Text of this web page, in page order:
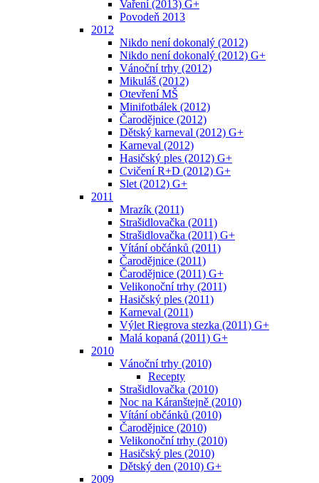
Vaření (2013) G+
Povodeň 2013
2012
Nikdo není dokonalý (2012)
Nikdo není dokonalý (2012) G+
Vánoční trhy (2012)
Mikuláš (2012)
Otevření MŠ
Minifotbálek (2012)
Čarodějnice (2012)
Dětský karneval (2012) G+
Karneval (2012)
Hasičský ples (2012) G+
Cvičení R+D (2012) G+
Slet (2012) G+
2011
Mrazík (2011)
Strašidlovačka (2011)
Strašidlovačka (2011) G+
Vítání občánků (2011)
Čarodějnice (2011)
Čarodějnice (2011) G+
Velikonoční trhy (2011)
Hasičský ples (2011)
Karneval (2011)
Výlet Riegrova stezka (2011) G+
Malá kopaná (2011) G+
2010
Vánoční trhy (2010)
Recepty
Strašidlovačka (2010)
Noc na Káranštejně (2010)
Vítání občánků (2010)
Čarodějnice (2010)
Velikonoční trhy (2010)
Hasičský ples (2010)
Dětský den (2010) G+
2009